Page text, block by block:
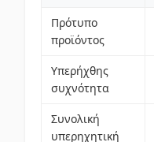
Πρότυπο
προϊόντος
Υπερήχθης
συχνότητα
Συνολική
υπερηχητική